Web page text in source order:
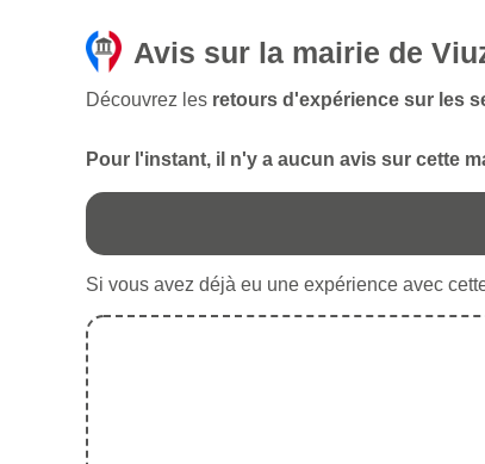
Avis sur la mairie de
Découvrez les retours d'expérience sur les
Pour l'instant, il n'y a aucun avis sur cette
Si vous avez déjà eu une expérience avec